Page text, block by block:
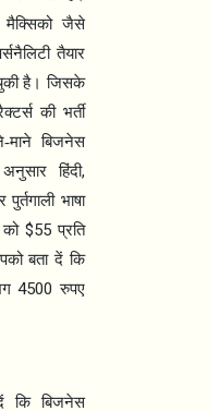
मैक्सिको जैसे
तैयार
है। जिसके
की भर्ती
बिजनेस
हिंदी,
भाषा
को $55प्रति
बता दें कि
4500रुपए
कि बिजनेस